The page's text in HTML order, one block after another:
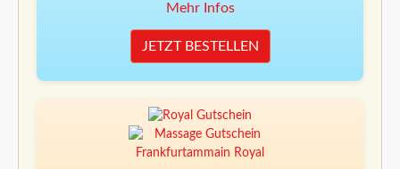
Mehr Infos
JETZT BESTELLEN